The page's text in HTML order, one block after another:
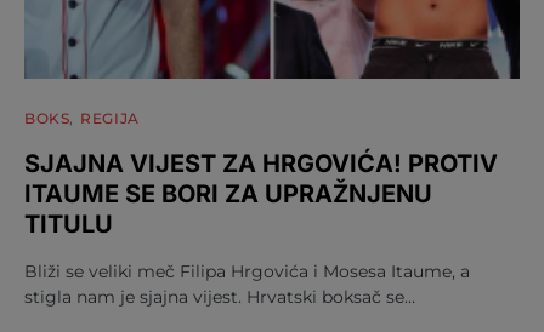
BOKS REGIJA
SJAJNA VIJEST ZA HRGOVIĆA! PROTIV
ITAUME SE BORI ZA UPRAŽNJENU
TITULU
Bliži se veliki meč Filipa Hrgovića i Mosesa Itaume, a
stigla nam je sjajna vijest. Hrvatski boksač se…